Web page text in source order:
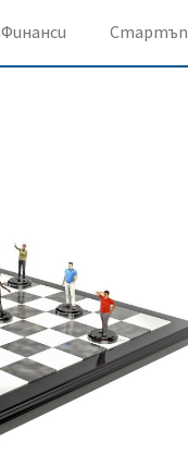
Финанси Стартъп